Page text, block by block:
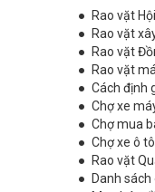
Rao vặt
Rao vặt
Rao vặt
Rao vặt
Cách định
Chợ xe
Chợ mua
Chợ xe ô
Rao vặt
Danh